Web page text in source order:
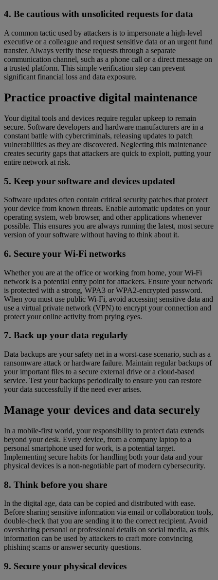
4. Be cautious with unsolicited requests for data
A common tactic used by attackers is to impersonate a high-level
executive or a colleague and request sensitive data or an urgent fund
transfer. Always verify these requests through a separate
communication channel, such as a phone call or a direct message on
a trusted platform. This simple verification step can prevent
significant financial loss and data exposure.
Practice proactive digital maintenance
Your digital tools and devices require regular upkeep to remain
secure. Software developers and hardware manufacturers are in a
constant battle with cybercriminals, releasing updates to patch
vulnerabilities as they are discovered. Neglecting this maintenance
creates security gaps that attackers are quick to exploit, putting your
entire network at risk.
5. Keep your software and devices updated
Software updates often contain critical security patches that protect
your device from known threats. Enable automatic updates on your
operating system, web browser, and other applications whenever
possible. This ensures you are always running the latest, most secure
version of your software without having to think about it.
6. Secure your Wi-Fi networks
Whether you are at the office or working from home, your Wi-Fi
network is a potential entry point for attackers. Ensure your network
is protected with a strong, WPA3 or WPA2-encrypted password.
When you must use public Wi-Fi, avoid accessing sensitive data and
use a virtual private network (VPN) to encrypt your connection and
protect your online activity from prying eyes.
7. Back up your data regularly
Data backups are your safety net in a worst-case scenario, such as a
ransomware attack or hardware failure. Maintain regular backups of
your important files to a secure external drive or a cloud-based
service. Test your backups periodically to ensure you can restore
your data successfully if the need ever arises.
Manage your devices and data securely
In a mobile-first world, your responsibility to protect data extends
beyond your desk. Every device, from a company laptop to a
personal smartphone used for work, is a potential target.
Implementing secure habits for handling both your data and your
physical devices is a non-negotiable part of modern cybersecurity.
8. Think before you share
In the digital age, data can be copied and distributed with ease.
Before sharing sensitive information via email or collaboration tools,
double-check that you are sending it to the correct recipient. Avoid
oversharing personal or professional details on social media, as this
information can be used by attackers to craft more convincing
phishing scams or answer security questions.
9. Secure your physical devices